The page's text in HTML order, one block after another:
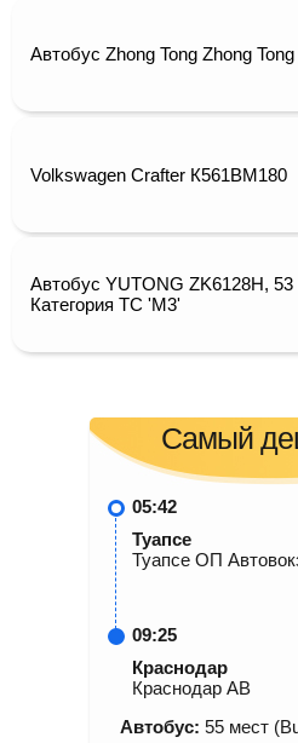
Автобус Zhong Tong Zhong Tong
Volkswagen Crafter К561ВМ180
Автобус YUTONG ZK6128H, 53
Категория ТС 'М3'
Самый
05:42
Туапсе
Туапсе ОП
09:25
Краснодар
Краснодар АВ
Автобус: 55 мест